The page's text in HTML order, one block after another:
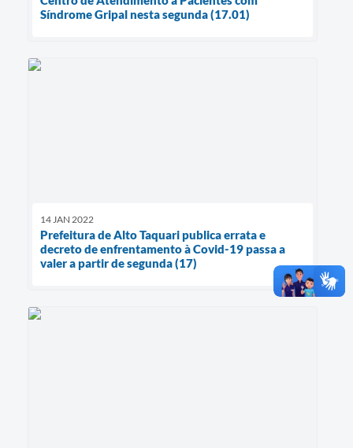
Síndrome Gripal nesta segunda (17.01)
14 JAN 2022
Prefeitura de Alto Taquari publica errata e
decreto de enfrentamento à Covid-19 passa a
valer a partir de segunda (17)